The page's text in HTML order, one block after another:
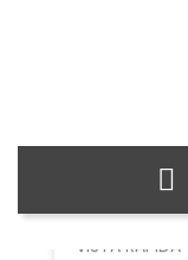
VISTA RÁPIDA